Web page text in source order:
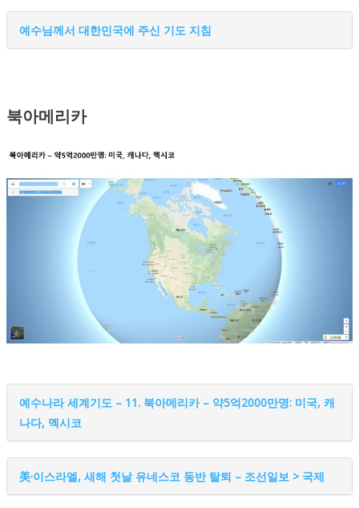
예수님께서 대한민국에 주신 기도 지침
북아메리카
예수나라 세계기도 – 11. 북아메리카 – 약5억2000만명: 미국, 캐
나다, 멕시코
美·이스라엘, 새해 첫날 유네스코 동반 탈퇴 – 조선일보 > 국제